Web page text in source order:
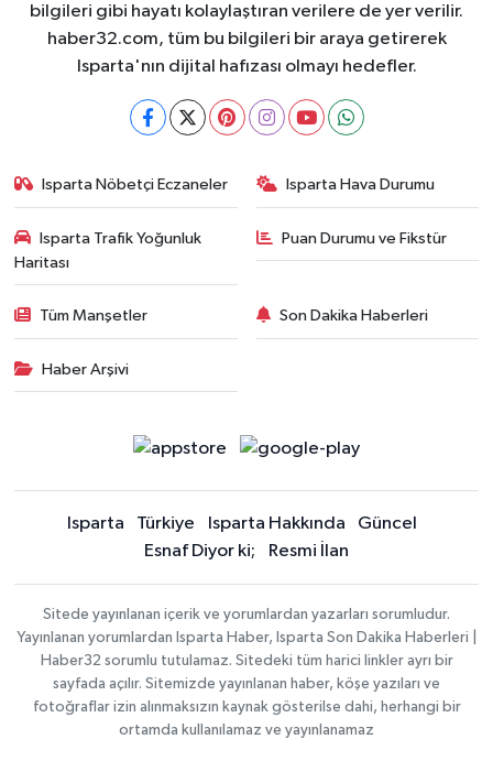
bilgileri gibi hayatı kolaylaştıran verilere de yer verilir.
haber32.com, tüm bu bilgileri bir araya getirerek
Isparta'nın dijital hafızası olmayı hedefler.
Isparta Nöbetçi Eczaneler Isparta Hava Durumu
Isparta Trafik Yoğunluk
Haritası
Puan Durumu ve Fikstür
Tüm Manşetler Son Dakika Haberleri
Haber Arşivi
Isparta Türkiye Isparta Hakkında
Güncel
Esnaf Diyor ki;
Resmi İlan
Sitede yayınlanan içerik ve yorumlardan yazarları sorumludur.
Yayınlanan yorumlardan Isparta Haber, Isparta Son Dakika Haberleri |
Haber32 sorumlu tutulamaz. Sitedeki tüm harici linkler ayrı bir
sayfada açılır. Sitemizde yayınlanan haber, köşe yazıları ve
fotoğraflar izin alınmaksızın kaynak gösterilse dahi, herhangi bir
ortamda kullanılamaz ve yayınlanamaz